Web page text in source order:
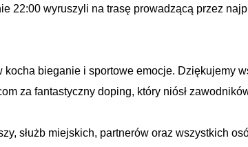
22:00 wyruszyli na trasę prowadzącą przez
kocha bieganie i sportowe emocje. Dziękujemy
za fantastyczny doping, który niósł
służb miejskich, partnerów oraz wszystkich